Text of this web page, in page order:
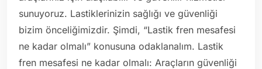
sunuyoruz. Lastiklerinizin sağlığı ve güvenliği
bizim önceliğimizdir. Şimdi, “Lastik fren mesafesi
ne kadar olmalı” konusuna odaklanalım. Lastik
fren mesafesi ne kadar olmalı: Araçların güvenliği